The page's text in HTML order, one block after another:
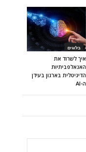
בלוגים
איך לשרוד את
האנאלפביתיוּת
הדיגיטלית בארגון בעידן
ה-AI